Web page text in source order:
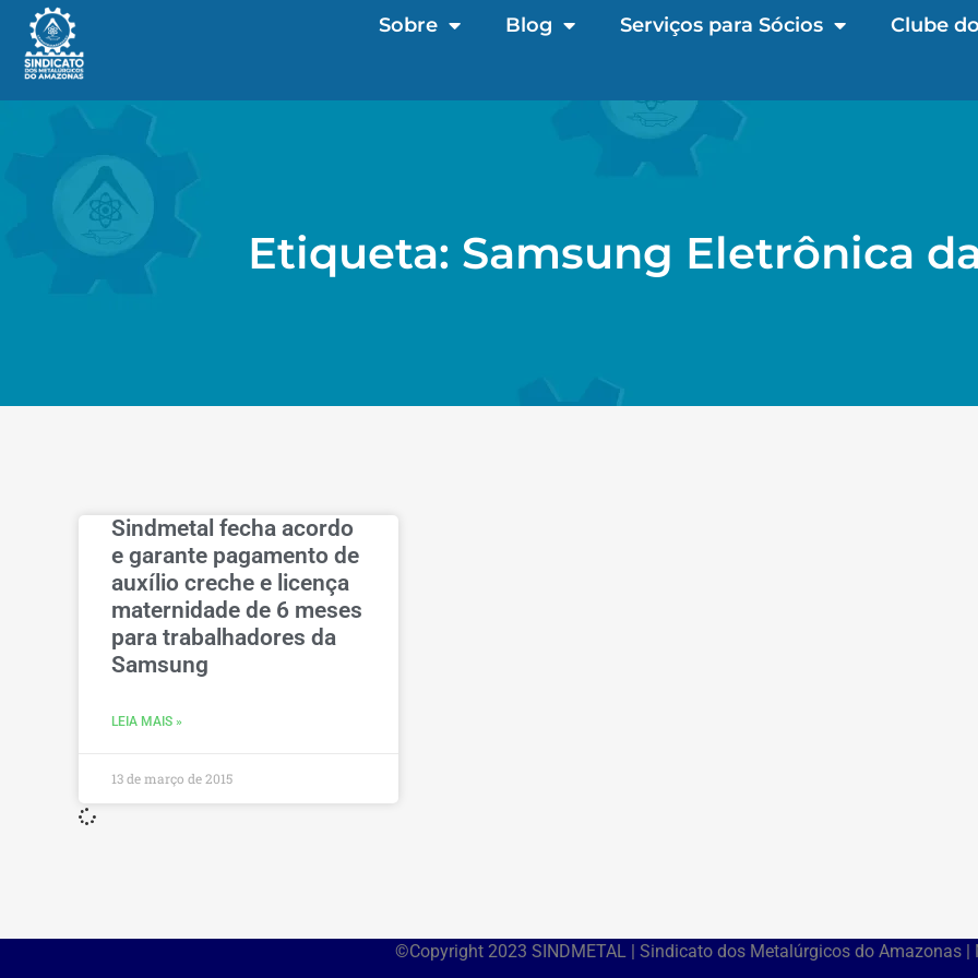
Sobre Blog Serviços para Sócios Clube
Etiqueta: Samsung Eletrônica
Sindmetal fecha acordo
e garante pagamento de
auxílio creche e licença
maternidade de 6 meses
para trabalhadores da
Samsung
LEIA MAIS »
13 de março de 2015
©Copyright 2023 SINDMETAL | Sindicato dos Metalúrgicos do Amazonas |